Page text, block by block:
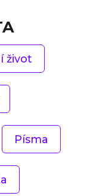
život
Písma